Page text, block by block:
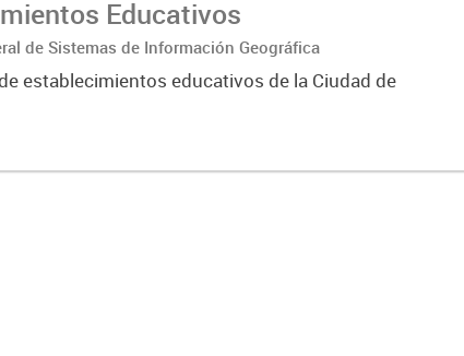
Educativos
de Sistemas de Información Geográfica
establecimientos educativos de la Ciudad de